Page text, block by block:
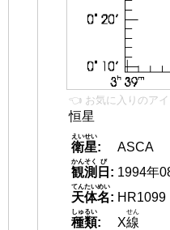
👈 お気に入りのアイ
恒星
衛星
えいせい
:
ASCA
観測
かんそく
日
び
: 1994年
天体名
てんたいめい
: HR1099
種類
しゅるい
: X線
せん